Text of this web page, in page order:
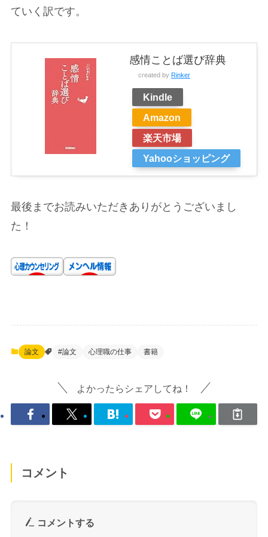
ていく訳です。
感情ことば選び辞典
created by Rinker
Kindle
Amazon
楽天市場
Yahooショッピング
最後までお読みいただきありがとうございまし
た！
論文 #論文 心理職の仕事 書籍
よかったらシェアしてね！
コメント
コメントする